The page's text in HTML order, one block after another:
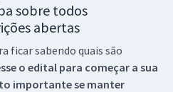
sobre todos
abertas
ficar sabendo quais são
o edital para começar a sua
importante se manter